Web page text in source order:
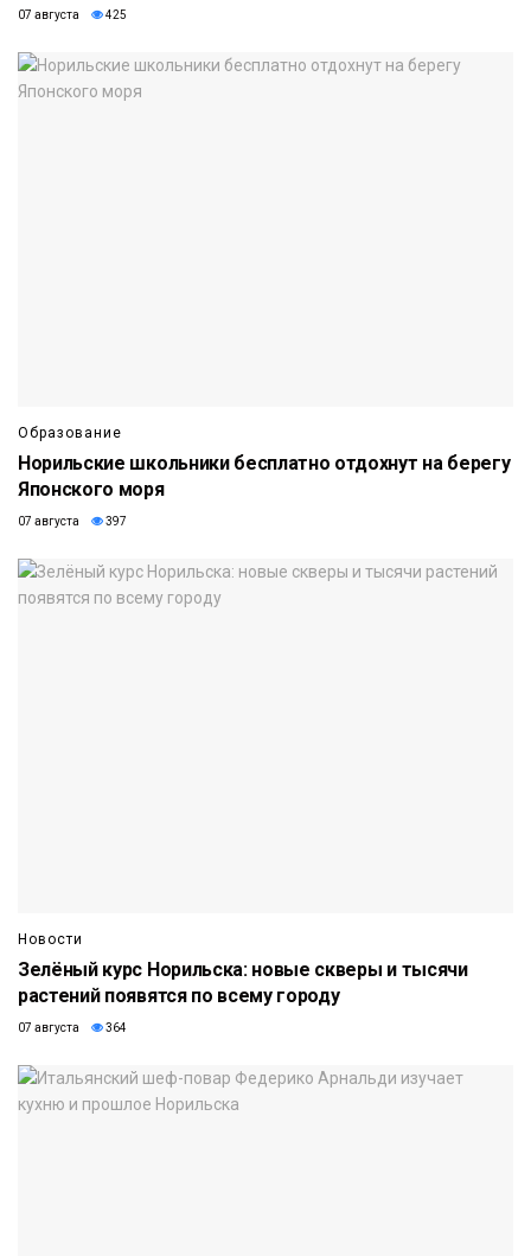
07 августа 425
Образование
Норильские школьники бесплатно отдохнут на берегу
Японского моря
07 августа 397
Новости
Зелёный курс Норильска: новые скверы и тысячи
растений появятся по всему городу
07 августа 364